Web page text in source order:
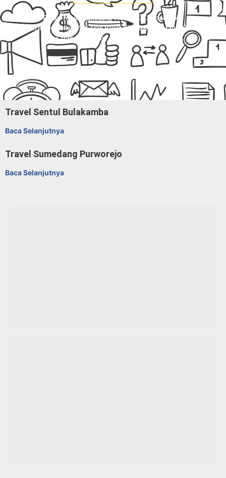
Pesan Travel Sumedang Wonogiri, Charter Mobil
Avanza/Innova/Hiace/Elf, Dan Paket Kilat Barang Atau Dokumen Di
Mitra Trans. Nyaman, Aman, Harga Masuk Akal.
Travel Sentul Bulakamba
Baca Selanjutnya
Travel Sumedang Purworejo
Baca Selanjutnya